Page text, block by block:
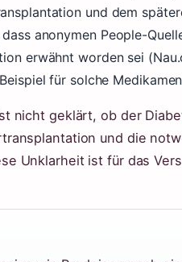
und dem
anonymen People-
erwähnt worden sei
für solche
nicht geklärt, ob der
und die
Unklarheit ist für das